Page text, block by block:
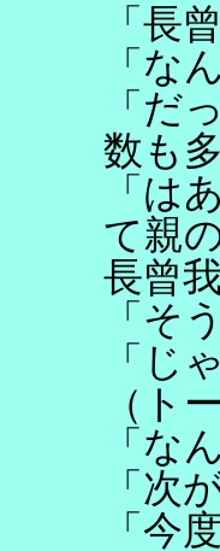
「長
「な
「だ
数も多
「は
て親
長曾
「そ
「じ
（ト
「な
「次
「今